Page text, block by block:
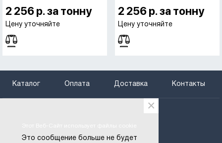
2 256 р. за тонну
Цену уточняйте
2 256 р. за тонну
Цену уточняйте
Каталог Оплата Доставка Контакты
btregion@gmail.com
Это сообщение больше не будет
×